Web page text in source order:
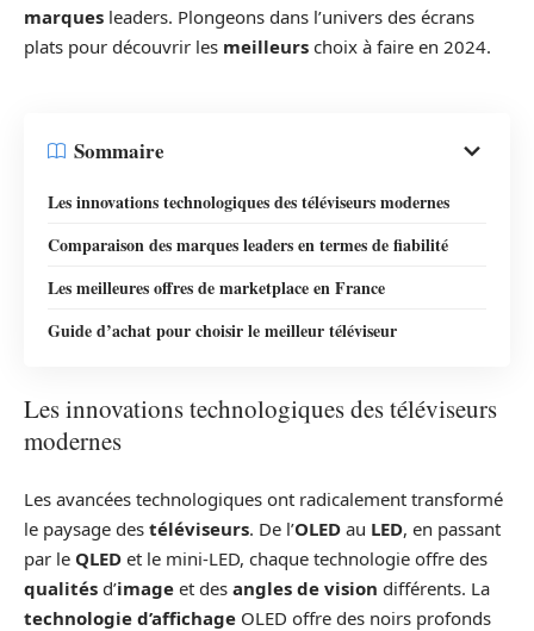
marques leaders. Plongeons dans l’univers des écrans
plats pour découvrir les meilleurs choix à faire en 2024.
Sommaire
Les innovations technologiques des téléviseurs modernes
Comparaison des marques leaders en termes de fiabilité
Les meilleures offres de marketplace en France
Guide d’achat pour choisir le meilleur téléviseur
Les innovations technologiques des téléviseurs
modernes
Les avancées technologiques ont radicalement transformé
le paysage des téléviseurs. De l’OLED au LED, en passant
par le QLED et le mini-LED, chaque technologie offre des
qualités d’image et des angles de vision différents. La
technologie d’affichage OLED offre des noirs profonds